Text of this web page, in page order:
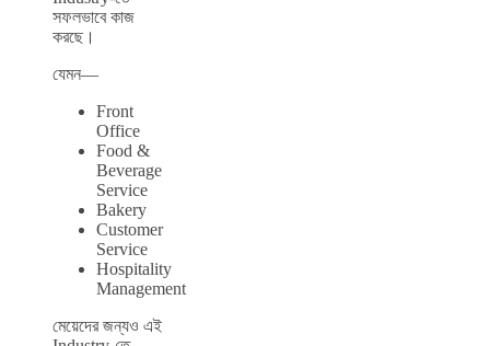
সফলভাবে কাজ
করছে।
যেমন—
Front
Office
Food &
Beverage
Service
Bakery
Customer
Service
Hospitality
Management
মেয়েদের জন্যও এই